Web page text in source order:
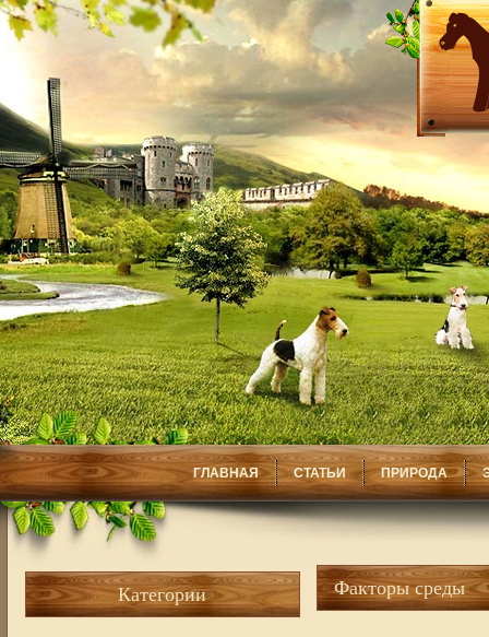
ГЛАВНАЯ СТАТЬИ ПРИРОДА
Категории Факторы среды